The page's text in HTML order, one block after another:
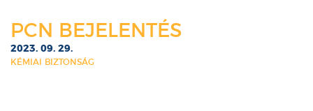
PCN BEJELENTÉS
2023. 09. 29.
KÉMIAI BIZTONSÁG